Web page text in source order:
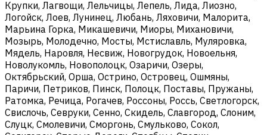
Крупки, Лагвощи, Лельчицы, Лепель, Лида, Лиозно,
Логойск, Лоев, Лунинец, Любань, Ляховичи, Малорита,
Марьина Горка, Микашевичи, Миоры, Михановичи,
Мозырь, Молодечно, Мосты, Мстиславль, Муляровка,
Мядель, Наровля, Несвиж, Новогрудок, Новоельня,
Новолукомль, Новополоцк, Озаричи, Озеры,
Октябрьский, Орша, Острино, Островец, Ошмяны,
Паричи, Петриков, Пинск, Полоцк, Поставы, Пружаны,
Ратомка, Речица, Рогачев, Россоны, Россь, Светлогорск,
Свислочь, Севруки, Сенно, Скидель, Славгород, Слоним,
Слуцк, Смолевичи, Сморгонь, Смульково, Сокол,